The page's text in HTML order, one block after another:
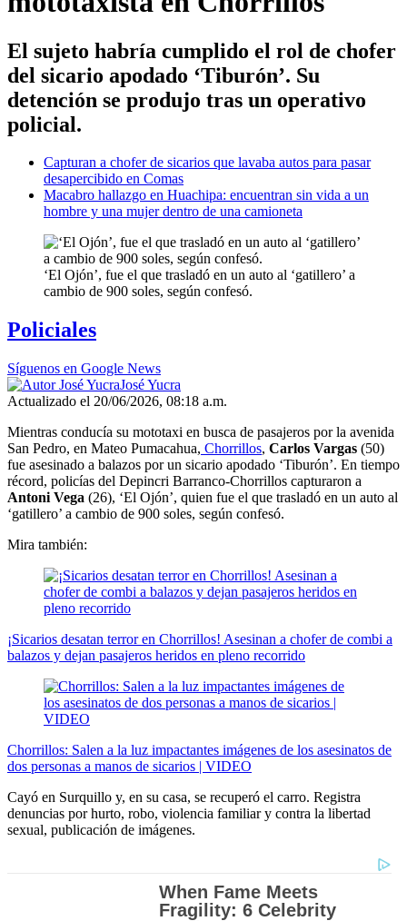
El sujeto habría cumplido el rol de chofer
del sicario apodado ‘Tiburón’. Su
detención se produjo tras un operativo
policial.
Capturan a chofer de sicarios que lavaba autos para pasar
desapercibido en Comas
Macabro hallazgo en Huachipa: encuentran sin vida a un
hombre y una mujer dentro de una camioneta
‘El Ojón’, fue el que trasladó en un auto al ‘gatillero’ a
cambio de 900 soles, según confesó.
Policiales
Síguenos en Google News
José Yucra
Actualizado el 20/06/2026, 08:18 a.m.
Mientras conducía su mototaxi en busca de pasajeros por la avenida
San Pedro, en Mateo Pumacahua, Chorrillos, Carlos Vargas (50)
fue asesinado a balazos por un sicario apodado ‘Tiburón’. En tiempo
récord, policías del Depincri Barranco-Chorrillos capturaron a
Antoni Vega (26), ‘El Ojón’, quien fue el que trasladó en un auto al
‘gatillero’ a cambio de 900 soles, según confesó.
Mira también:
¡Sicarios desatan terror en Chorrillos! Asesinan a chofer de combi a
balazos y dejan pasajeros heridos en pleno recorrido
Chorrillos: Salen a la luz impactantes imágenes de los asesinatos de
dos personas a manos de sicarios | VIDEO
Cayó en Surquillo y, en su casa, se recuperó el carro. Registra
denuncias por hurto, robo, violencia familiar y contra la libertad
sexual, publicación de imágenes.